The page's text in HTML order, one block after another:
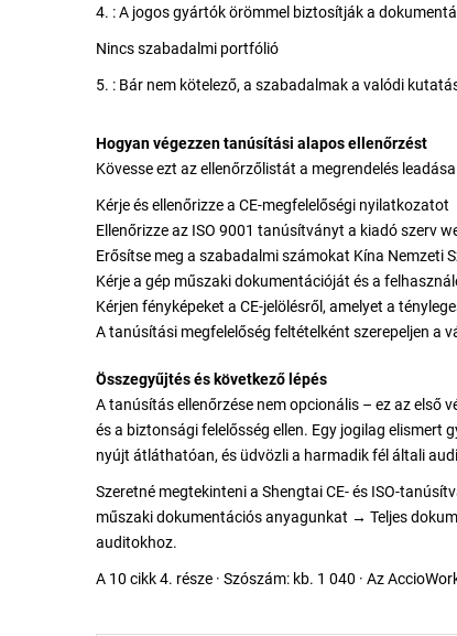
4. : A jogos gyártók örömmel biztosítják a
Nincs szabadalmi portfólió
5. : Bár nem kötelező, a szabadalmak a valódi
Hogyan végezzen tanúsítási alapos ellenőrzést
Kövesse ezt az ellenőrzőlistát a megrendelés
Kérje és ellenőrizze a CE-megfelelőségi nyilatkozatot
Ellenőrizze az ISO 9001 tanúsítványt a kiadó szerv
Erősítse meg a szabadalmi számokat Kína Nemzeti
Kérje a gép műszaki dokumentációját és a
Kérjen fényképeket a CE-jelölésről, amelyet a
A tanúsítási megfelelőség feltételként szerepeljen a
Összegyűjtés és következő lépés
A tanúsítás ellenőrzése nem opcionális – ez az első
és a biztonsági felelősség ellen. Egy jogilag elismert
nyújt átláthatóan, és üdvözli a harmadik fél általi
Szeretné megtekinteni a Shengtai CE- és ISO-
műszaki dokumentációs anyagunkat → Teljes
auditokhoz.
A 10 cikk 4. része · Szószám: kb. 1 040 · Az